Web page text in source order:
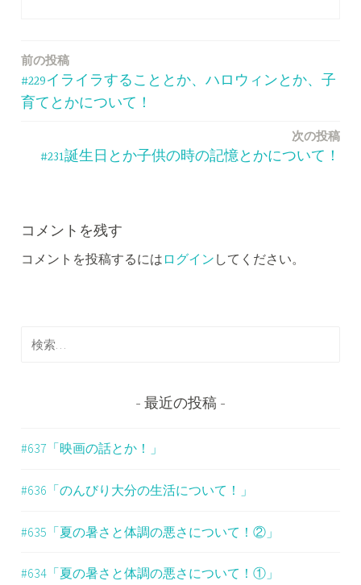
投
稿
シ
ョ
前の投稿
#229イライラすることとか、ハロウィンとか、子
育てとかについて！
次の投稿
#231誕生日とか子供の時の記憶とかについて！
コメントを残す
コメントを投稿するには ログイン してください。
検
索
最近の投稿
#637「映画の話とか！」
#636「のんびり大分の生活について！」
#635「夏の暑さと体調の悪さについて！②」
#634「夏の暑さと体調の悪さについて！①」